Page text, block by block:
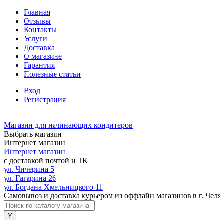
Главная
Отзывы
Контакты
Услуги
Доставка
О магазине
Гарантия
Полезные статьи
Вход
Регистрация
Магазин для начинающих кондитеров
Выбрать магазин
Интернет магазин
Интернет магазин
с доставкой почтой и ТК
ул. Чичерина 5
ул. Гагарина 26
ул. Богдана Хмельницкого 11
Самовывоз и доставка курьером из оффлайн магазинов в г.